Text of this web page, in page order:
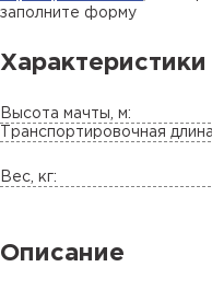
заполните форму
Характеристики
Высота мачты, м:
Транспортировочная
Вес, кг:
Описание